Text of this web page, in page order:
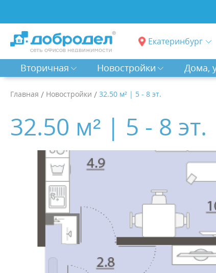
Екатеринбург
Вторичная Новостройки Дома,
Главная / Новостройки / 32.50 м² | 5 - 8 эт.
32.50 м² | 5 - 8 эт.